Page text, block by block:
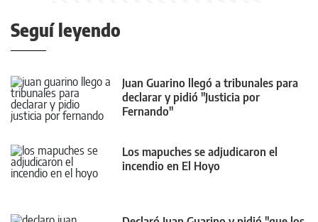
Seguí leyendo
Juan Guarino llegó a tribunales para
declarar y pidió "Justicia por
Fernando"
Los mapuches se adjudicaron el
incendio en El Hoyo